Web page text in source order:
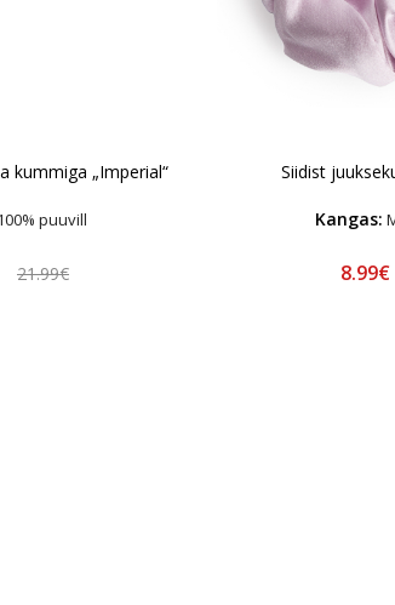
kummiga „Imperial“
puuvill
21.99€
Siidist
Kangas:
8.99€